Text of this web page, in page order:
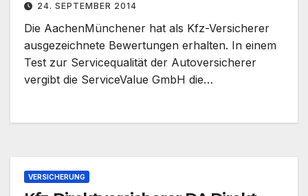
24. SEPTEMBER 2014
Die AachenMünchener hat als Kfz-Versicherer
ausgezeichnete Bewertungen erhalten. In einem
Test zur Servicequalität der Autoversicherer
vergibt die ServiceValue GmbH die…
VERSICHERUNG